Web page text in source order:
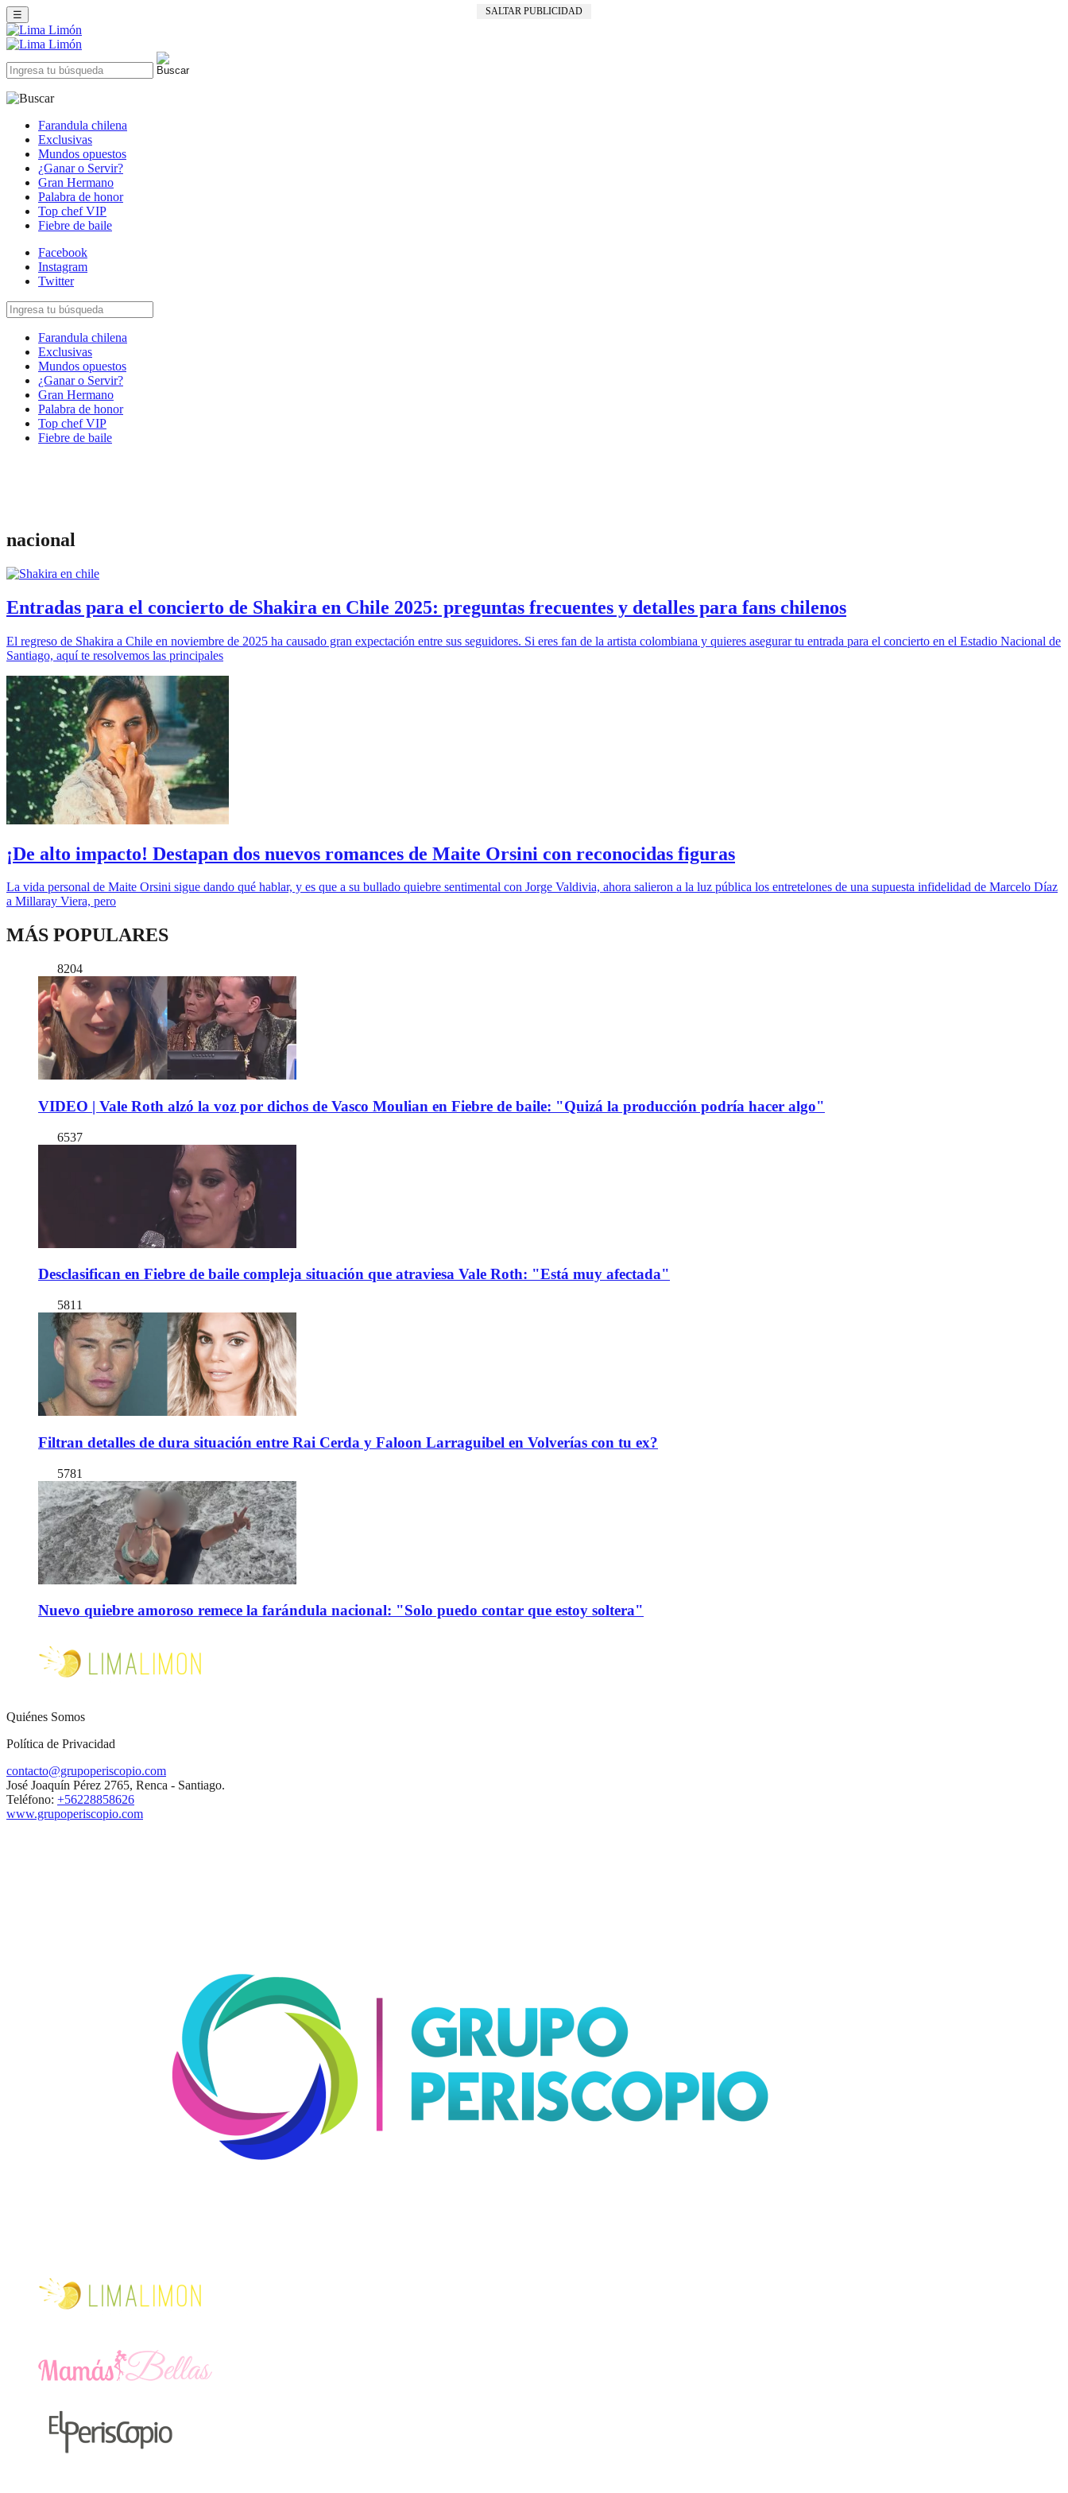
SALTAR PUBLICIDAD
☰
Farandula chilena
Exclusivas
Mundos opuestos
¿Ganar o Servir?
Gran Hermano
Palabra de honor
Top chef VIP
Fiebre de baile
Facebook
Instagram
Twitter
Farandula chilena
Exclusivas
Mundos opuestos
¿Ganar o Servir?
Gran Hermano
Palabra de honor
Top chef VIP
Fiebre de baile
nacional
Entradas para el concierto de Shakira en Chile 2025: preguntas frecuentes y detalles para fans chilenos
El regreso de Shakira a Chile en noviembre de 2025 ha causado gran expectación entre sus seguidores. Si eres fan de la artista colombiana y quieres asegurar tu entrada para el concierto en el Estadio Nacional de
Santiago, aquí te resolvemos las principales
¡De alto impacto! Destapan dos nuevos romances de Maite Orsini con reconocidas figuras
La vida personal de Maite Orsini sigue dando qué hablar, y es que a su bullado quiebre sentimental con Jorge Valdivia, ahora salieron a la luz pública los entretelones de una supuesta infidelidad de Marcelo Díaz
a Millaray Viera, pero
MÁS POPULARES
8204
VIDEO | Vale Roth alzó la voz por dichos de Vasco Moulian en Fiebre de baile: "Quizá la producción podría hacer algo"
6537
Desclasifican en Fiebre de baile compleja situación que atraviesa Vale Roth: "Está muy afectada"
5811
Filtran detalles de dura situación entre Rai Cerda y Faloon Larraguibel en Volverías con tu ex?
5781
Nuevo quiebre amoroso remece la farándula nacional: "Solo puedo contar que estoy soltera"
Quiénes Somos
Política de Privacidad
contacto@grupoperiscopio.com
José Joaquín Pérez 2765, Renca - Santiago.
Teléfono: +56228858626
www.grupoperiscopio.com